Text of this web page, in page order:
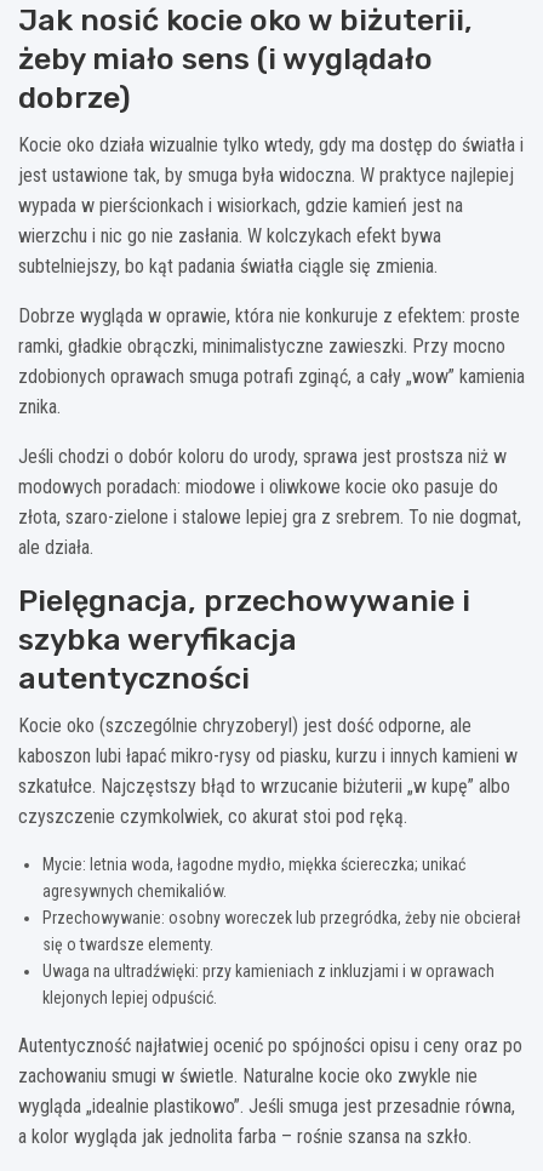
Jak nosić kocie oko w biżuterii,
żeby miało sens (i wyglądało
dobrze)
Kocie oko działa wizualnie tylko wtedy, gdy ma dostęp do światła i
jest ustawione tak, by smuga była widoczna. W praktyce najlepiej
wypada w pierścionkach i wisiorkach, gdzie kamień jest na
wierzchu i nic go nie zasłania. W kolczykach efekt bywa
subtelniejszy, bo kąt padania światła ciągle się zmienia.
Dobrze wygląda w oprawie, która nie konkuruje z efektem: proste
ramki, gładkie obrączki, minimalistyczne zawieszki. Przy mocno
zdobionych oprawach smuga potrafi zginąć, a cały „wow” kamienia
znika.
Jeśli chodzi o dobór koloru do urody, sprawa jest prostsza niż w
modowych poradach: miodowe i oliwkowe kocie oko pasuje do
złota, szaro-zielone i stalowe lepiej gra z srebrem. To nie dogmat,
ale działa.
Pielęgnacja, przechowywanie i
szybka weryfikacja
autentyczności
Kocie oko (szczególnie chryzoberyl) jest dość odporne, ale
kaboszon lubi łapać mikro-rysy od piasku, kurzu i innych kamieni w
szkatułce. Najczęstszy błąd to wrzucanie biżuterii „w kupę” albo
czyszczenie czymkolwiek, co akurat stoi pod ręką.
Mycie: letnia woda, łagodne mydło, miękka ściereczka; unikać
agresywnych chemikaliów.
Przechowywanie: osobny woreczek lub przegródka, żeby nie obcierał
się o twardsze elementy.
Uwaga na ultradźwięki: przy kamieniach z inkluzjami i w oprawach
klejonych lepiej odpuścić.
Autentyczność najłatwiej ocenić po spójności opisu i ceny oraz po
zachowaniu smugi w świetle. Naturalne kocie oko zwykle nie
wygląda „idealnie plastikowo”. Jeśli smuga jest przesadnie równa,
a kolor wygląda jak jednolita farba – rośnie szansa na szkło.